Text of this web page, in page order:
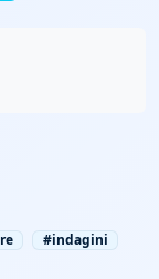
#indagini